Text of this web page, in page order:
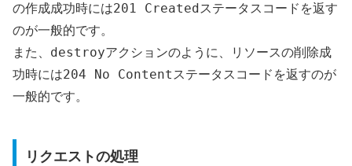
の作成成功時には201 Created ステータスコードを返す
のが一般的です。
また、 destroyアクションのように、リソースの削除成
功時には204 No Content ステータスコードを返すのが
一般的です。
リクエストの処理